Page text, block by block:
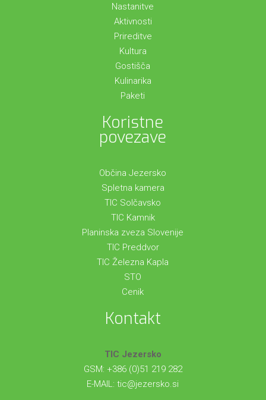
Nastanitve
Aktivnosti
Prireditve
Kultura
Gostišča
Kulinarika
Paketi
Koristne
povezave
Občina Jezersko
Spletna kamera
TIC Solčavsko
TIC Kamnik
Planinska zveza Slovenije
TIC Preddvor
TIC Železna Kapla
STO
Cenik
Kontakt
TIC Jezersko
GSM: +386 (0)51 219 282
E-MAIL:tic@jezersko.si